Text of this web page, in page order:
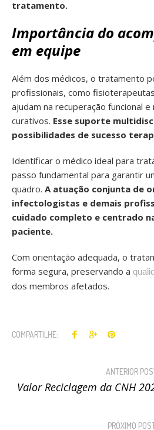
tratamento.
Importância do
em equipe
Além dos médicos, o tratamento
profissionais, como
ajudam na recuperação funcional
curativos. Esse suporte
possibilidades de sucesso
Identificar o médico ideal para
passo fundamental para garantir
quadro. A atuação conjunta de
infectologistas e demais
cuidado completo e centrado
paciente.
Com orientação adequada, o
forma segura, preservando a
dos membros afetados.
COMPARTILHE:
ANTERIOR
Valor Reciclagem da CNH
PRÓXIMO